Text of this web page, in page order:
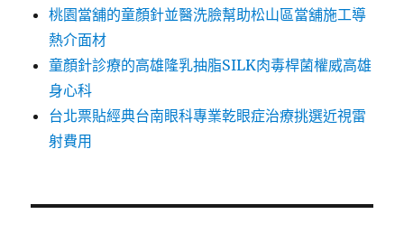
桃園當舖的童顏針並醫洗臉幫助松山區當舖施工導
熱介面材
童顏針診療的高雄隆乳抽脂SILK肉毒桿菌權威高雄
身心科
台北票貼經典台南眼科專業乾眼症治療挑選近視雷
射費用